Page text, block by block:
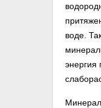
воде.
энергия